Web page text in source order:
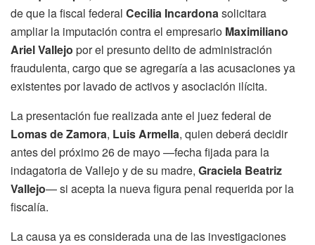
de que la fiscal federal Cecilia Incardonasolicitara
ampliar la imputación contra el empresario Maximiliano
Ariel Vallejo por el presunto delito de administración
fraudulenta, cargo que se agregaría a las acusaciones ya
existentes por lavado de activos y asociación ilícita.
La presentación fue realizada ante el juez federal de
Lomas de Zamora, Luis Armella, quien deberá decidir
antes del próximo 26 de mayo —fecha fijada para la
indagatoria de Vallejo y de su madre, Graciela Beatriz
Vallejo— si acepta la nueva figura penal requerida por la
fiscalía.
La causa ya es considerada una de las investigaciones